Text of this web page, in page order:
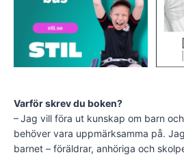
Varför skrev du boken?
– Jag vill föra ut kunskap om barn
behöver vara uppmärksamma på.
barnet – föräldrar, anhöriga och